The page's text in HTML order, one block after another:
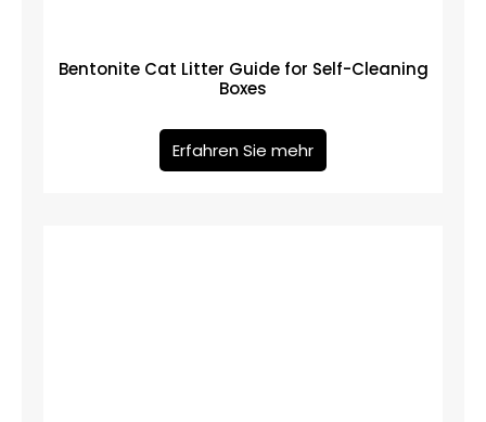
Bentonite Cat Litter Guide for Self-Cleaning
Boxes
Erfahren Sie mehr